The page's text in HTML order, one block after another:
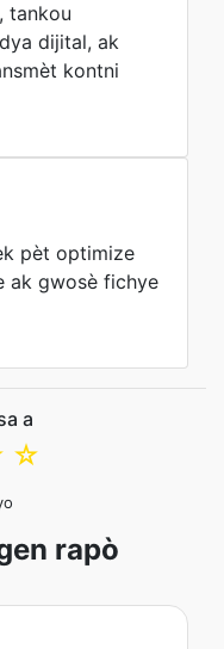
tankou
dijital, ak
kontni
pèt optimize
ak gwosè fichye
a
☆
rapò